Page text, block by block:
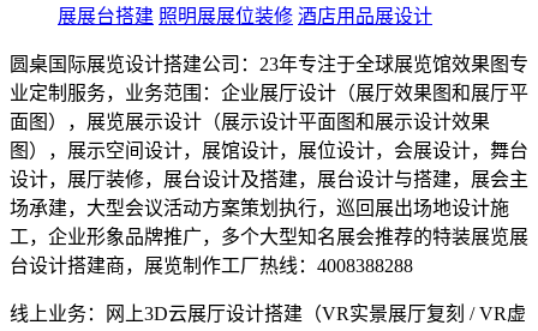
展展台搭建 照明展展位装修 酒店用品展设计
圆桌国际展览设计搭建公司：23年专注于全球展览馆效果图专
业定制服务，业务范围：企业展厅设计（展厅效果图和展厅平
面图），展览展示设计（展示设计平面图和展示设计效果
图），展示空间设计，展馆设计，展位设计，会展设计，舞台
设计，展厅装修，展台设计及搭建，展台设计与搭建，展会主
场承建，大型会议活动方案策划执行，巡回展出场地设计施
工，企业形象品牌推广，多个大型知名展会推荐的特装展览展
台设计搭建商，展览制作工厂热线：4008388288
线上业务：网上3D云展厅设计搭建（VR实景展厅复刻 / VR虚